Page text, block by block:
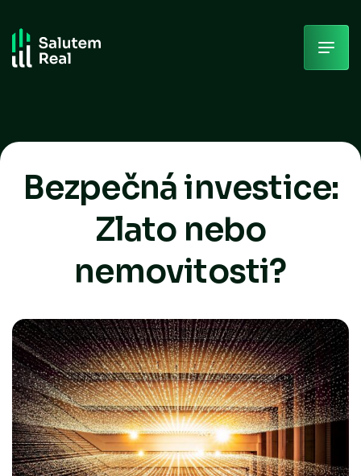
content
Bezpečná investice:
Zlato nebo
nemovitosti?